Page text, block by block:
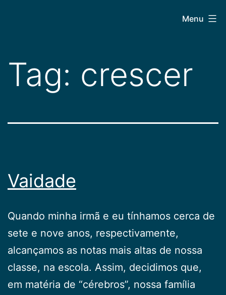
conteúdo
Menu
Tag: crescer
Vaidade
Quando minha irmã e eu tínhamos cerca de
sete e nove anos, respectivamente,
alcançamos as notas mais altas de nossa
classe, na escola. Assim, decidimos que,
em matéria de “cérebros”, nossa família